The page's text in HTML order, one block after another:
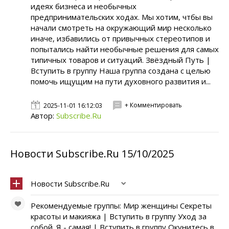
идеях бизнеса и необычных
предпринимательских ходах. Мы хотим, чтбы вы
начали смотреть на окружающий мир несколько
иначе, избавились от привычных стереотипов и
попытались найти необычные решения для самых
типичных товаров и ситуаций. Звёздный Путь |
Вступить в группу Наша группа создана с целью
помочь ищущим на пути духовного развития и...
2025-11-01 16:12:03 + Комментировать
Автор: Subscribe.Ru
Новости Subscribe.Ru 15/10/2025
Новости Subscribe.Ru
Рекомендуемые группы: Мир женщины Секреты
красоты и макияжа | Вступить в группу Уход за
собой. Я - самая! | Вступить в группу Окунитесь в